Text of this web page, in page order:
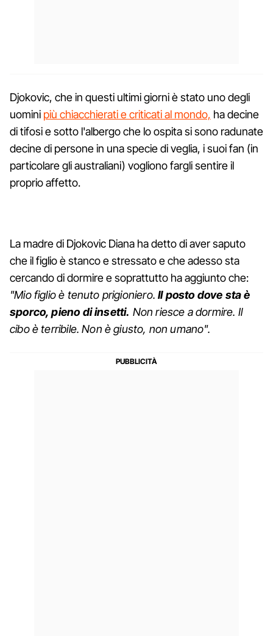
Djokovic, che in questi ultimi giorni è stato uno degli
uomini più chiacchierati e criticati al mondo, ha decine
di tifosi e sotto l'albergo che lo ospita si sono radunate
decine di persone in una specie di veglia, i suoi fan (in
particolare gli australiani) vogliono fargli sentire il
proprio affetto.
La madre di Djokovic Diana ha detto di aver saputo
che il figlio è stanco e stressato e che adesso sta
cercando di dormire e soprattutto ha aggiunto che:
"Mio figlio è tenuto prigioniero.Il posto dove sta è
sporco, pieno di insetti. Non riesce a dormire. Il
cibo è terribile. Non è giusto, non umano".